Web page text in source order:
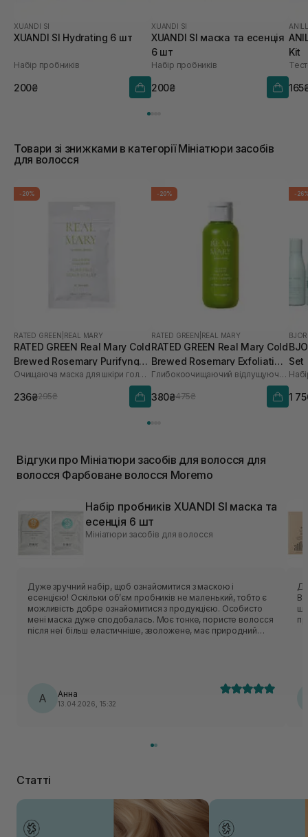
XUANDI SI
XUANDI SI Hydrating 6 шт
Набір пробників
200₴
XUANDI SI
XUANDI SI маска та есенція
6 шт
Набір пробників
200₴
Kit
Товари зі знижками в категорії Мініатюри засобів
для волосся
-20%
RATED GREEN REAL MARY
RATED GREEN Real Mary Cold
Brewed Rosemary Purifyng
Scalp Scaler 50 мл
Очищаюча маска для шкіри голови з морською сіллю
236₴295₴
-20%
RATED GREEN REAL MARY
RATED GREEN Real Mary Cold
Brewed Rosemary Exfoliating
Scalp Shampoo 100 мл
Глибокоочищаючий відлущуючий шампунь з соком розмарину
380₴475₴
-
Set
1
Відгуки про Мініатюри засобів для волосся для
волосся Фарбоване волосся Moremo
Набір пробників XUANDI SI маска та
есенція 6 шт
Мініатюри засобів для волосся
Дуже зручний набір, щоб ознайомитися з маскою і
есенцією! Оскільки обʼєм пробників не маленький, тобто є
можливість добре ознайомитися з продукцією. Особисто
мені маска дуже сподобалась. Моє тонке, пористе волосся
після неї більш еластичніше, зволожене, має природний
А Анна
13.04.2026, 15:32
ще. Для власниць
Статті